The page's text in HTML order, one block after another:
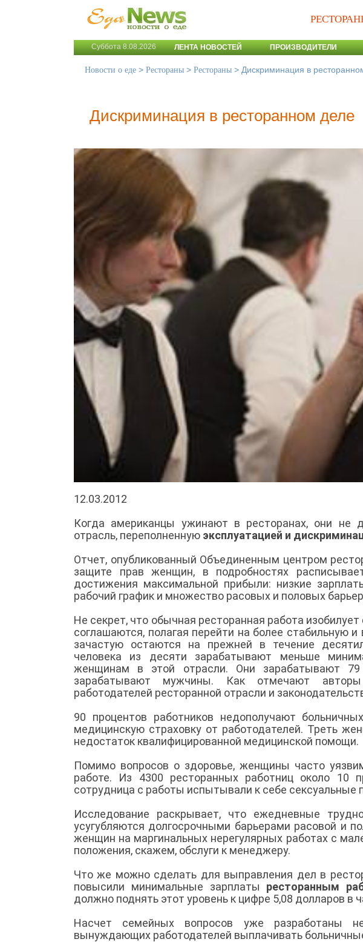
Суббота 8.08.2026 ЛЕНТА НОВОСТЕЙ ПРОИЗВОДИТЕЛИ
Новости о еде > Рестораны > Рестораны > Дискриминация в
Дискриминация в ресторанном деле
12.03.2012
Когда американцы ужинают в ресторанах, они не
отрасль, переполненную эксплуатацией и
Отчет, опубликованный Объединенным центром
защите прав женщин, в подробностях
достижения максимальной прибыли: низкие
рабочий график и множество расовых и половых
Не секрет, что обычная ресторанная работа
соглашаются, полагая перейти на более стабильную
зачастую остаются на прежней в течение
человека из десяти зарабатывают меньше
женщинам в этой отрасли. Они зарабатывают
зарабатывают мужчины. Как отмечают
работодателей ресторанной отрасли и
90 процентов работников недополучают
медицинскую страховку от работодателей. Треть
недостаток квалифицированной медицинской помощи.
Помимо вопросов о здоровье, женщины часто
работе. Из 4300 ресторанных работниц около 10
сотрудница с работы испытывали к себе сексуальные
Исследование раскрывает, что ежедневные
усугубляются долгосрочными барьерами расовой и
женщин на маргинальных нерегулярных работах с
положения, скажем, обслуги к менеджеру.
Что же можно сделать для выправления дел в
повысили минимальные зарплаты ресторанным
должно поднять этот уровень к цифре 5,08 долларов в
Насчет семейных вопросов уже разработаны
вынуждающих работодателей выплачивать